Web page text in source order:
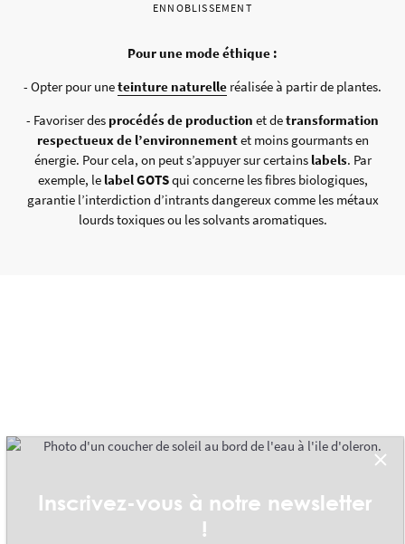
ENNOBLISSEMENT
Pour une mode éthique :
- Opter pour uneteinture naturelle réalisée à partir de plantes.
- Favoriser des procédés de production et detransformation
respectueux de l’environnementet moins gourmants en
énergie. Pour cela, on peut s’appuyer sur certains labels. Par
exemple, le label GOTSqui concerne les fibres biologiques,
garantie l’interdiction d’intrants dangereux comme les métaux
lourds toxiques ou les solvants aromatiques.
Inscrivez-vous à notre newsletter
!